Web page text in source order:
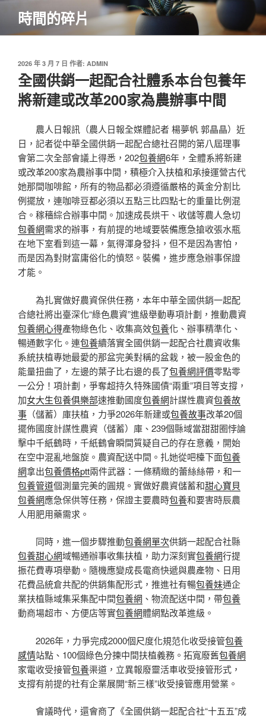
主
時間的碎片
發
佈
於
2026 年 3 月 7 日 作者: ADMIN
全國供銷一起配合社體系本台包養年
將新建或改革200家為農辦事中間
農人日報訊（農人日報全媒體記者 楊夢帆 郭晶晶）近
日，記者從中華全國供銷一起配合總社召開的第八屆理事
會第二次全部會議上得悉，202包養網6年，全體系將新建
或改革200家為農辦事中間，積極介入扶植和承接運營古代
她那間咖啡館，所有的物品都必須遵循嚴格的黃金分割比
例擺放，連咖啡豆都必須以五點三比四點七的重量比例混
合。稼穡綜合辦事中間。加速成長烘干、收儲等農人急切
包養網需求的辦事，有前提的地域要裝備應急搶收張水瓶
在地下室看到這一幕，氣得渾身發抖，但不是因為害怕，
而是因為對財富庸俗化的憤怒。裝備，進步應急辦事保證
才能。
為扎實做好農資保供任務，本年中華全國供銷一起配
合總社將出臺深化“綠色農資”進級舉動專項計劃，推動農資
包養網心得產物綠色化、收集高效包養化、辦事精準化、
暢通數字化。連包養續落實全國供銷一起配合社農資收集
系統扶植專她最愛的那盆完美對稱的盆栽，被一股金色的
能量扭曲了，左邊的葉子比右邊的長了包養網評價零點零
一公分！項計劃，爭奪超持久特殊國債“兩重”項目等支撐，
加女大生包養俱樂部速推動國度包養網計謀性農資包養故
事 （儲蓄）庫扶植，力爭2026年新建或包養故事改革20個
擺佈國度計謀性農資（儲蓄）庫、239個縣域當甜甜圈悖論
擊中千紙鶴時，千紙鶴會瞬間質疑自己的存在意義，開始
在空中混亂地盤旋。農資配送中間。扎她從吧檯下面包養
網拿出包養價格ptt兩件武器：一條精緻的蕾絲絲帶，和一
包養管道個測量完美的圓規。實做好農資儲蓄和甜心寶貝
包養網應急保供等任務，保證主要農時包養和要害時辰農
人用肥用藥需求。
同時，進一個步驟推動包養網單次供銷一起配合社縣
包養甜心網域暢通辦事收集扶植，助力深刻實包養網行提
振花費專項舉動。隨機應變成長電商快遞與農產物、日用
花費品統倉共配的供銷集配形式，推進社有暢包養妹通企
業扶植縣域集采集配中間包養網 、物流配送中間，帶包養
動商場超市、方便店等實包養網體網點改革進級。
2026年，力爭完成2000個尺度化規范化收受接管包養
感情站點、100個綠色分揀中間扶植義務。拓寬廢舊包養網
家電收受接管包養渠道，立異報廢靈活車收受接管形式，
支撐有前提的社有企業展開“新三樣”收受接管應用營業。
會議時代，還會商了《全國供銷一起配合社“十五五”成